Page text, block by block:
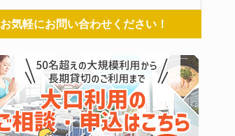
お気軽にお問い合わせください！